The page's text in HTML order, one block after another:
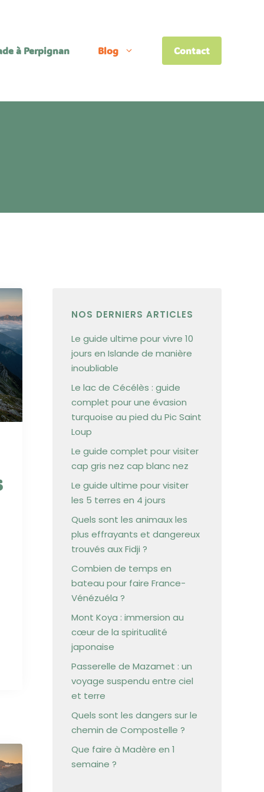
à Perpignan Blog Contact
NOS DERNIERS ARTICLES
Le guide ultime pour vivre 10
jours en Islande de manière
inoubliable
Le lac de Cécélès : guide
complet pour une évasion
turquoise au pied du Pic Saint
Loup
Le guide complet pour visiter
cap gris nez cap blanc nez
Le guide ultime pour visiter
les 5 terres en 4 jours
Quels sont les animaux les
plus effrayants et dangereux
trouvés aux Fidji ?
Combien de temps en
bateau pour faire France-
Vénézuéla ?
Mont Koya : immersion au
cœur de la spiritualité
japonaise
Passerelle de Mazamet : un
voyage suspendu entre ciel
et terre
Quels sont les dangers sur le
chemin de Compostelle ?
Que faire à Madère en 1
semaine ?